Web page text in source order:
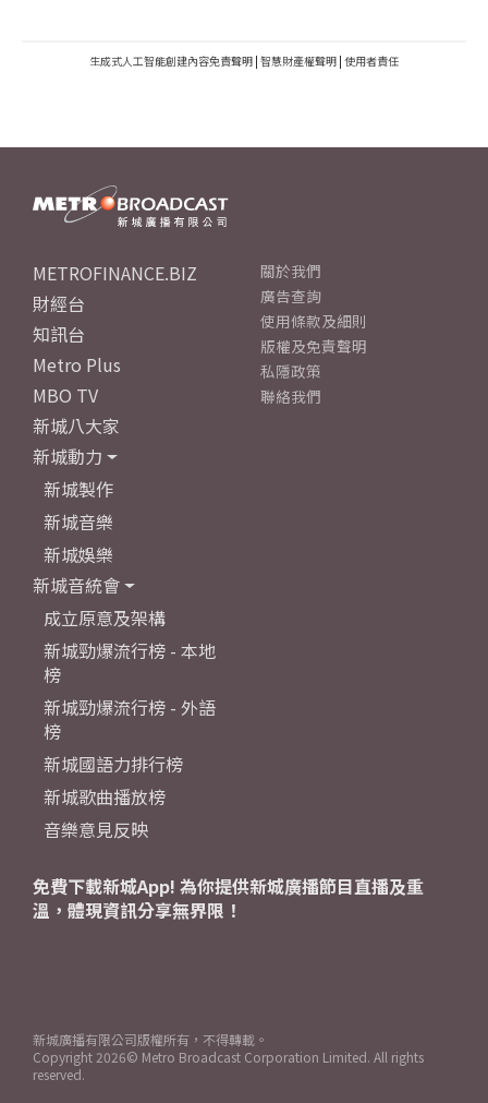
生成式人工智能創建內容免責聲明 | 智慧財產權聲明 | 使用者責任
METROFINANCE.BIZ
財經台
知訊台
Metro Plus
MBO TV
新城八大家
新城動力
新城製作
新城音樂
新城娛樂
新城音統會
成立原意及架構
新城勁爆流行榜 - 本地
榜
新城勁爆流行榜 - 外語
榜
新城國語力排行榜
新城歌曲播放榜
音樂意見反映
關於我們
廣告查詢
使用條款及細則
版權及免責聲明
私隱政策
聯絡我們
免費下載新城App! 為你提供新城廣播節目直播及重
溫，體現資訊分享無界限！
新城廣播有限公司版權所有，不得轉載。
Copyright 2026© Metro Broadcast Corporation Limited. All rights
reserved.